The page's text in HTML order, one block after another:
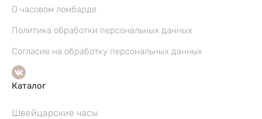
О часовом ломбарде
Политика обработки персональных данных
Согласие на обработку персональных данных
Каталог
Швейцарские часы